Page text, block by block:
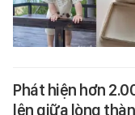
Phát hiện hơn
lên giữa lòng